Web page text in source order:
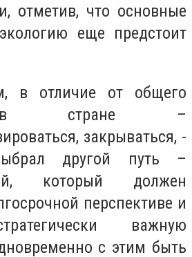
отметив, что основные
еще предстоит
в отличие от общего
в стране –
закрываться, -
другой путь –
который должен
перспективе и
важную
с этим быть